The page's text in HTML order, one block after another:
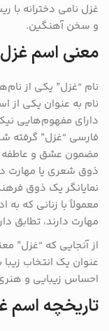
غزل نامی دخترانه با
و سخن آهنگین.
معنی اسم غزل
نام “غزل” یکی از
نام به عنوان یکی از
دارای مفهوم‌هایی
فارسی “غزل” گرفته
مضمون عشق و عاطفه
ذوق شعری یا مهارت
نمایانگر یک ذوق
معمولاً با زنانی که به
مهارت دارند، تطابق
از آنجایی که “غزل”
عنوان یک انتخاب
احساس زیبایی و هنری
تاریخچه اسم